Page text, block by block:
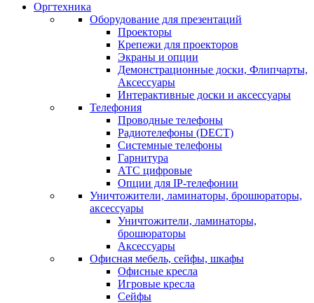
Оргтехника
Оборудование для презентаций
Проекторы
Крепежи для проекторов
Экраны и опции
Демонстрационные доски, Флипчарты,
Аксессуары
Интерактивные доски и аксессуары
Телефония
Проводные телефоны
Радиотелефоны (DECT)
Системные телефоны
Гарнитура
АТС цифровые
Опции для IP-телефонии
Уничтожители, ламинаторы, брошюраторы,
аксессуары
Уничтожители, ламинаторы,
брошюраторы
Аксессуары
Офисная мебель, сейфы, шкафы
Офисные кресла
Игровые кресла
Сейфы